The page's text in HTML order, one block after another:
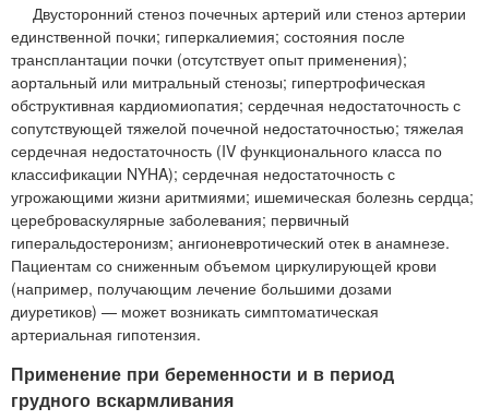
Двусторонний стеноз почечных артерий или стеноз артерии
единственной почки; гиперкалиемия; состояния после
трансплантации почки (отсутствует опыт применения);
аортальный или митральный стенозы; гипертрофическая
обструктивная кардиомиопатия; сердечная недостаточность с
сопутствующей тяжелой почечной недостаточностью; тяжелая
сердечная недостаточность (IV функционального класса по
классификации NYHA); сердечная недостаточность с
угрожающими жизни аритмиями; ишемическая болезнь сердца;
цереброваскулярные заболевания; первичный
гиперальдостеронизм; ангионевротический отек в анамнезе.
Пациентам со сниженным объемом циркулирующей крови
(например, получающим лечение большими дозами
диуретиков) — может возникать симптоматическая
артериальная гипотензия.
Применение при беременности и в период
грудного вскармливания